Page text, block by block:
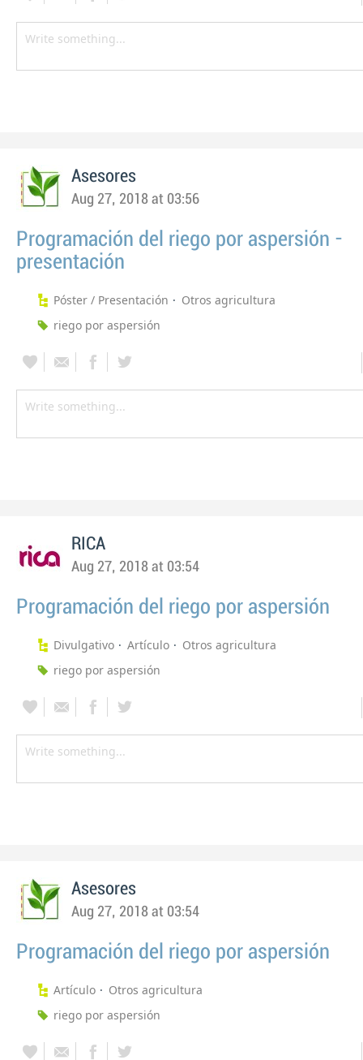
Asesores
Aug 27, 2018 at 03:56
Programación del riego por aspersión -
presentación
Póster / Presentación
Otros agricultura
riego por aspersión
RICA
Aug 27, 2018 at 03:54
Programación del riego por aspersión
Divulgativo Artículo
Otros agricultura
riego por aspersión
Asesores
Aug 27, 2018 at 03:54
Programación del riego por aspersión
Artículo
Otros agricultura
riego por aspersión